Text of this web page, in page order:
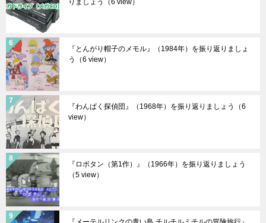
りましょう
（6 view）
『とんがり帽子のメモル』（1984年）を振り返りましょ
う
（6 view）
『わんぱく探偵団』（1968年）を振り返りましょう
（6
view）
『ロボタン（第1作）』（1966年）を振り返りましょう
（5 view）